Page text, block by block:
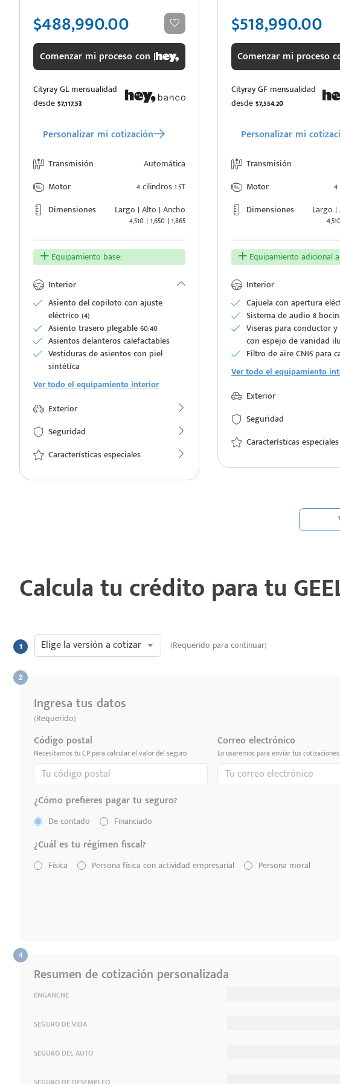
$488,990.00
Comenzar mi proceso con |
Cityray GL mensualidad
desde$7,117.53
Personalizar mi cotización
Transmisión
Automática
Motor
4 cilindros 1.5T
Dimensiones
Largo | Alto | Ancho
4,510 | 1,650 | 1,865
Equipamiento base:
Interior
Asiento del copiloto con ajuste
eléctrico (4)
Asiento trasero plegable 60:40
Asientos delanteros calefactables
Vestiduras de asientos con piel
sintética
Ver todo el equipamiento interior
Exterior
Seguridad
Características especiales
$518,990.00
Comenzar mi proceso
Cityray GF mensualidad
desde$7,554.20
Personalizar mi
Transmisión
Motor
Dimensiones
Largo
Equipamiento adicional
Interior
Cajuela con apertura
Sistema de audio 8
Viseras para conductor
con espejo de vanidad
Filtro de aire CN95 para
Ver todo el equipamiento
Exterior
Seguridad
Características especiales
Calcula tu crédito para tu
Elige la versión a cotizar (Requerido para continuar)
Ingresa tus datos
(Requerido)
Código postal
Necesitamos tu CP para calcular el valor del seguro
Correo electrónico
Lo usaremos para enviar tus cotizaciones
¿Cómo prefieres pagar tu seguro?
De contado Financiado
¿Cuál es tu régimen fiscal?
Física Persona física con actividad empresarial Persona moral
Resumen de cotización personalizada
ENGANCHE
SEGURO DE VIDA
SEGURO DEL AUTO